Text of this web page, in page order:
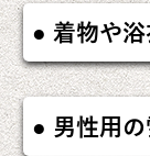
着物や
男性用